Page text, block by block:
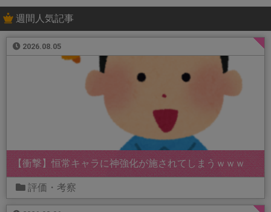
週間人気記事
2026.08.05
【衝撃】恒常キャラに神強化が施されてしまうｗｗｗ
評価・考察